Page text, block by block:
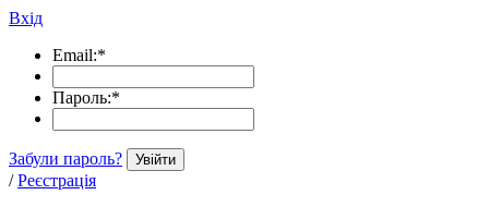
Вхід
Email:*
Пароль:*
Забули пароль? Увійти
/ Реєстрація